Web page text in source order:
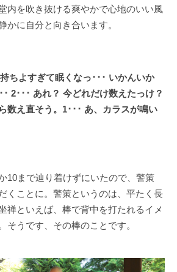
内を吹き抜ける爽やかで心地のいい風
かに自分と向き合います。
持ちよすぎて眠くなっ･･･ いかんいか
･ 2･･･ あれ？ 今どれだけ数えたっけ？
数え直そう。1･･･ あ、カラスが鳴い
10まで辿り着けずにいたので、警策
くことに。警策というのは、平たく長
禅といえば、棒で背中を打たれるイメ
そうです、その棒のことです。